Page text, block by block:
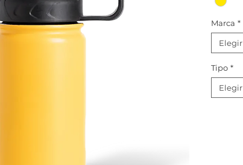
Marca *
Elegir
Tipo *
Elegir